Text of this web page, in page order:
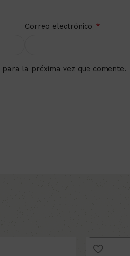
Correo electrónico *
la próxima vez que comente.